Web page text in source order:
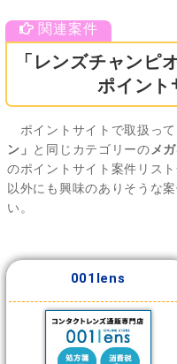
「レンズチャンピ
ポイント
ポイントサイトで取扱って
ン」 と同じカテゴリーの メ
のポイントサイト案件リスト
以外にも興味のありそうな
い。
001lens